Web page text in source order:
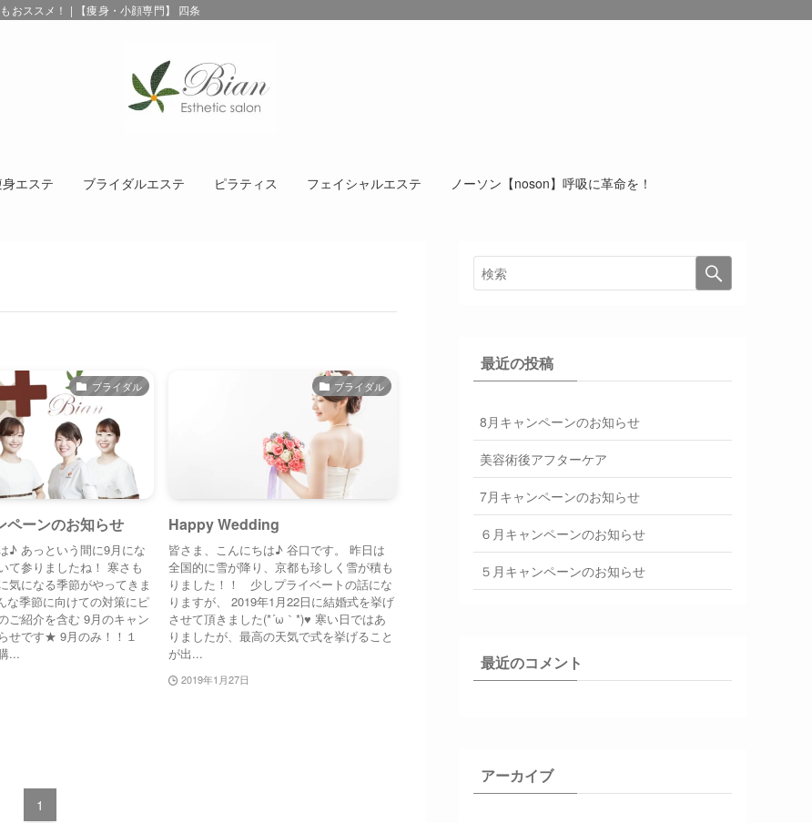
ススメ！ | 【痩身・小顔専門】 四条烏丸エステサロンBIAN インディバ/エンダモロジー
エステ ブライダルエステ ピラティス フェイシャルエステ ノーソン【noson】呼吸に革命を！
ブライダル
ペーンのお知らせ
♪ あっという間に9月にな
て参りましたね！ 寒さも
気になる季節がやってきま
な季節に向けての対策にピ
ご紹介を含む 9月のキャン
せです★ 9月のみ！！１
...
ブライダル
Happy Wedding
皆さま、こんにちは♪ 谷口です。 昨日は
全国的に雪が降り、京都も珍しく雪が積も
りました！！ 少しプライベートの話にな
りますが、 2019年1月22日に結婚式を挙げ
させて頂きました(*´ω｀*)♥ 寒い日ではあ
りましたが、最高の天気で式を挙げること
が出...
2019年1月27日
1
最近の投稿
8月キャンペーンのお知らせ
美容術後アフターケア
7月キャンペーンのお知らせ
６月キャンペーンのお知らせ
５月キャンペーンのお知らせ
最近のコメント
アーカイブ